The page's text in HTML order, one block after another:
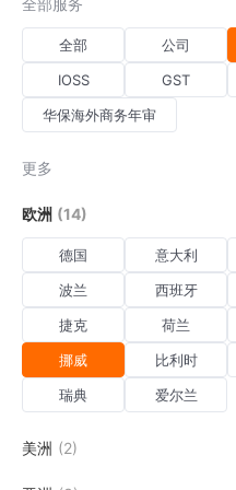
全部服务
全部 公司
IOSS
GST
华保海外商务年审
更多
欧洲 (14)
德国 意大利
波兰
西班牙
捷克
荷兰
挪威
比利时
瑞典
爱尔兰
美洲 (2)